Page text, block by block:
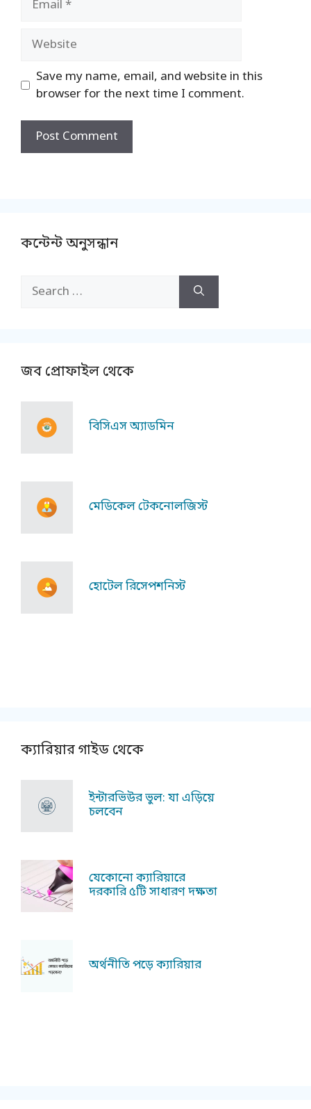
Website
Save my name, email, and website in this
browser for the next time I comment.
কন্টেন্ট অনুসন্ধান
Search
for:
জব প্রোফাইল থেকে
বিসিএস অ্যাডমিন
মেডিকেল টেকনোলজিস্ট
হোটেল রিসেপশনিস্ট
ক্যারিয়ার গাইড থেকে
ইন্টারভিউর ভুল: যা এড়িয়ে
চলবেন
যেকোনো ক্যারিয়ারে
দরকারি ৫টি সাধারণ দক্ষতা
অর্থনীতি পড়ে ক্যারিয়ার